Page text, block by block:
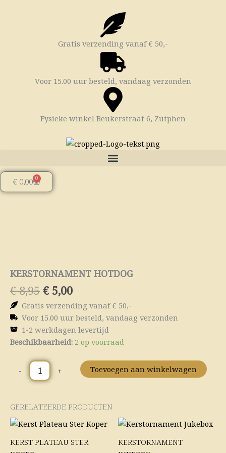
Gratis verzending vanaf € 50,-
Voor 15.00 uur besteld, vandaag verzonden
Fysieke winkel Beukerstraat 6, Zutphen
€ 0,00 0
Winkelwagen
KERSTORNAMENT HOTDOG
€8,95 Oorspronkelijke
prijs
was:
€ 8,95.
€ 5,00Huidige
prijs
is:
€ 5,00.
Gratis verzending vanaf € 50,-
Voor 15.00 uur besteld, vandaag verzonden
1-2 werkdagen levertijd
Beschikbaarheid: 2 op voorraad
-
Kerstornament
aantal
+ Toevoegen aan winkelwagen
GERELATEERDE PRODUCTEN
KERST PLATEAU STER
Oorspronkelijke
prijs
was:
€ 8,95.
Huidige
prijs
is:
€ 5,00.
KERSTORNAMENT
Oorspronkelijke
prijs
was:
€ 16,95.
Huidige
prijs
is:
€ 10,00.